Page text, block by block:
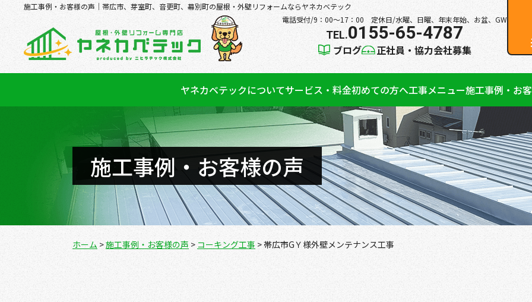
施工事例・お客様の声｜帯広市、芽室町、音更町、幕別町の屋根・外壁リフォームならヤネカベテック
電話受付/9：00～17：00 定休日/水曜、日曜、年末年始、お盆、GW
0155-65-4787
ブログ 正社員・協力会社募集
ヤネカベテックについてサービス・料金初めての方へ工事メニュー施工事例・お
施工事例・お客様の声
ホーム >施工事例・お客様の声 > コーキング工事 >帯広市GＹ様外壁メンテナンス工事